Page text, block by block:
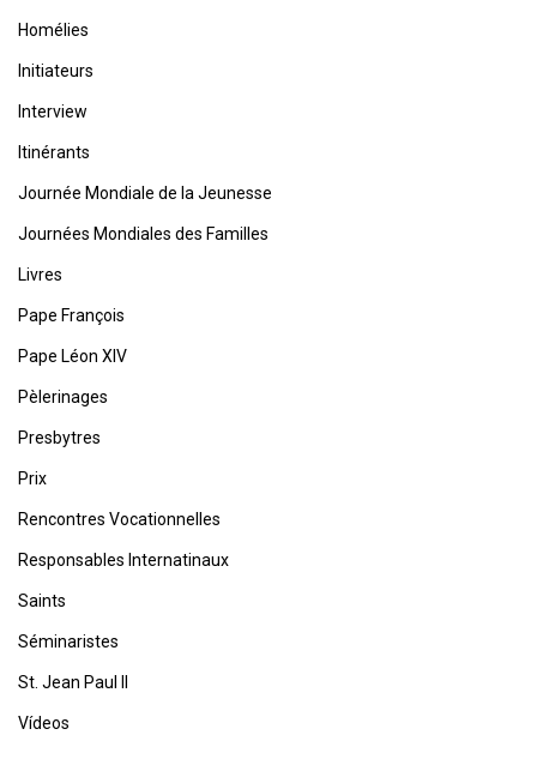
Homélies
Initiateurs
Interview
Itinérants
Journée Mondiale de la Jeunesse
Journées Mondiales des Familles
Livres
Pape François
Pape Léon XIV
Pèlerinages
Presbytres
Prix
Rencontres Vocationnelles
Responsables Internatinaux
Saints
Séminaristes
St. Jean Paul II
Vídeos